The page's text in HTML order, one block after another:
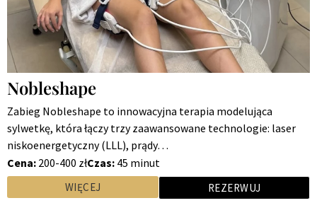
Nobleshape
Zabieg Nobleshape to innowacyjna terapia modelująca
sylwetkę, która łączy trzy zaawansowane technologie: laser
niskoenergetyczny (LLL), prądy…
Cena: 200-400 złCzas: 45 minut
WIĘCEJ REZERWUJ